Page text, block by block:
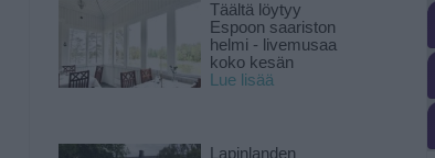
Täältä löytyy
Espoon saariston
helmi - livemusaa
koko kesän
Lue lisää
Lapinlanden